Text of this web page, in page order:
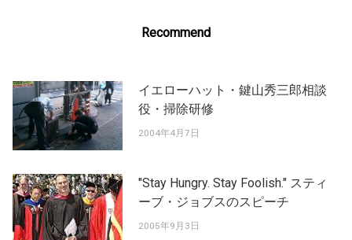
Recommend
イエローハット・鍵山秀三郎相談
役・掃除研修
2004年4月7日
"Stay Hungry. Stay Foolish." スティ
ーブ・ジョブスのスピーチ
2005年9月3日